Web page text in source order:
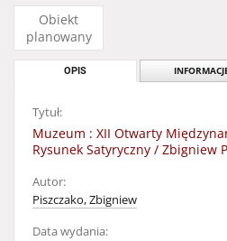
Obiekt
planowany
OPIS
Tytuł:
Muzeum : XII Otwarty
Rysunek Satyryczny / Zbigniew
Autor:
Piszczako, Zbigniew
Data wydania: